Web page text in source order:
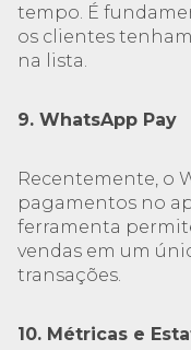
tempo. É
os clientes
na lista.
9. WhatsApp Pay
Recentemente, o
pagamentos no
ferramenta
vendas em um
transações.
10. Métricas e